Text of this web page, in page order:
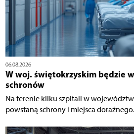
06.08.2026
W woj. świętokrzyskim będzie
schronów
Na terenie kilku szpitali w
powstaną schrony i miejsca